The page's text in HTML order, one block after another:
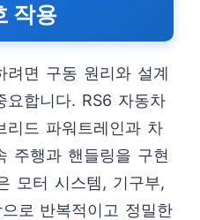
작용
려면 구동 원리와 설계
요합니다. RS6 자동차
리드 파워트레인과 차
주행과 핸들링을 구현
모터 시스템, 기구부,
로 반복적이고 정밀한